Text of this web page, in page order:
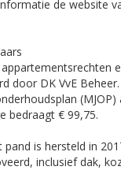
de website
door DK VvE Beheer.
(MJOP)
bedraagt € 99,75.
is hersteld in
inclusief dak,